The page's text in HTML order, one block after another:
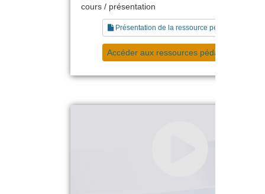
cours / présentation
Présentation de la ressource pédagogique
Accéder aux ressources pédagogiques